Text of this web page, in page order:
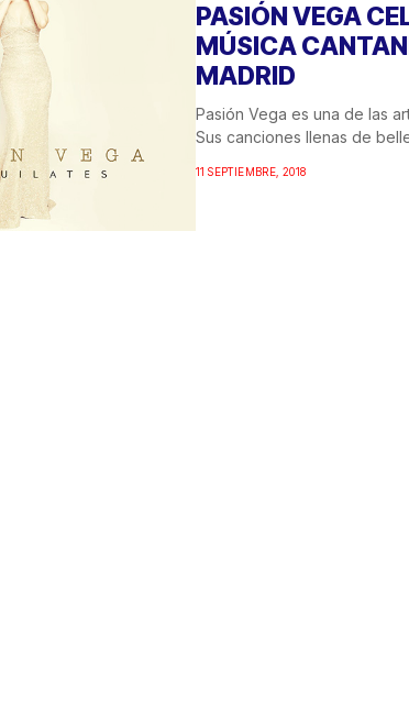
PASIÓN VEGA
MÚSICA
MADRID
Pasión Vega es una de las
Sus canciones llenas de
11 SEPTIEMBRE, 2018